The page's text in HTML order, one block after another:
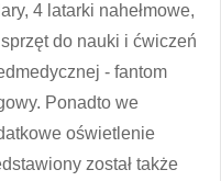
4 latarki nahełmowe,
do nauki i ćwiczeń
- fantom
Ponadto we
oświetlenie
został także